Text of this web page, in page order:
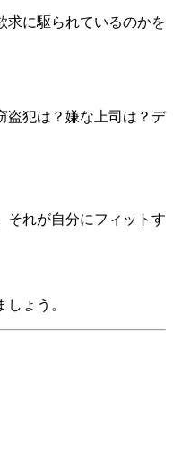
求に駆られているのかを
盗犯は？嫌な上司は？デ
それが自分にフィットす
ょう。